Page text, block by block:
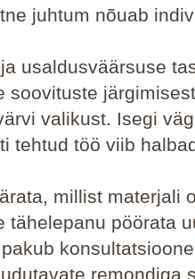
juhtum nõuab
usaldusväärsuse
soovituste
valikust. Isegi
tehtud töö viib
millist materjali
tähelepanu pöörata
remondiga